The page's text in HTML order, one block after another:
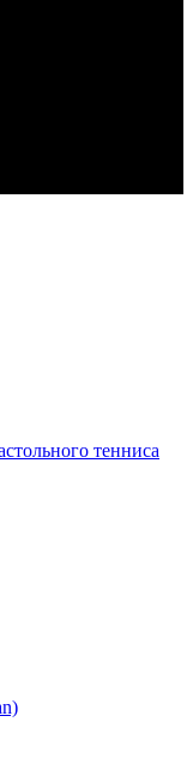
тенниса